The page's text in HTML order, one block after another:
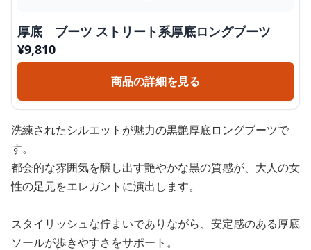
厚底 ブーツ ストリート系厚底ロングブーツ
¥9,810
商品の詳細を見る
洗練されたシルエットが魅力の黒艶厚底ロングブーツで
す。
都会的な雰囲気を醸し出す艶やかな黒の質感が、大人の女
性の足元をエレガントに演出します。
スタイリッシュな佇まいでありながら、安定感のある厚底
ソールが歩きやすさをサポート。